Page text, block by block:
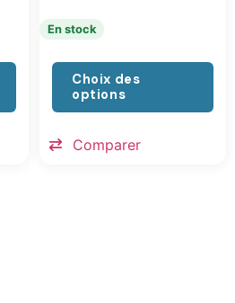
En stock
Choix des
options
Comparer